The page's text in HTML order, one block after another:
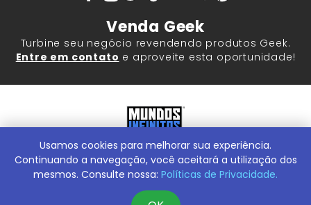
Venda Geek
Turbine seu negócio revendendo produtos Geek.
Entre em contato e aproveite esta oportunidade!
Mundos Infinitos - Publicações e Geek Store |ContentStuff
Publicações e Assinaturas Ltda. CNPJ - 05.859.917/0001-60.
Conheça nossa Loja Física:Rua Machado Bitencourt, 291 -
Usamos cookies para melhorar sua experiência.
Continuando a navegação, você aceitará a utilização dos
mesmos. Consulte nossa: Políticas de Privacidade.